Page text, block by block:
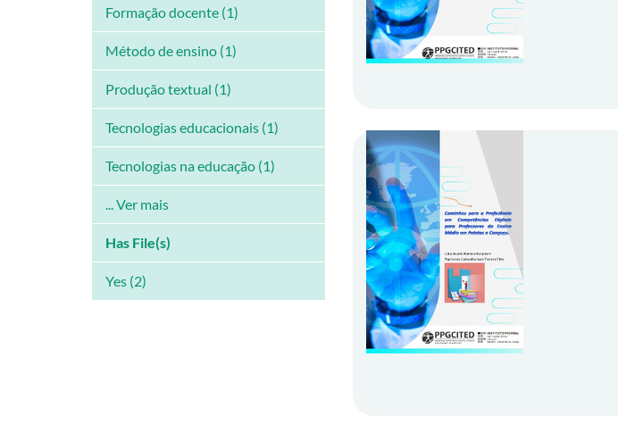
Formação docente (1)
Método de ensino (1)
Produção textual (1)
Tecnologias educacionais (1)
Tecnologias na educação (1)
... Ver mais
Has File(s)
Yes (2)